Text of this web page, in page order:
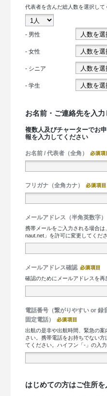
代表者を含んだ総人数を選択して
- 男性
- 女性
- シニア
- 学生
お名前・ご連絡先を入
複数人及びチャーターでお
報を入力してください
お名前 / 代表者（全角）
フリガナ（全角カナ）
メールアドレス（半角英数字）
携帯メールをご入力される場合
naut.net」を許可に変更してくださ
メールアドレス確認
確認のためにメールアドレスを
電話番号（繋がりやすい or 録
固定電話）
出航の是非や出航時間、緊急の
さい。携帯電話をお持ちでない
てください。ハイフン「-」の入
はじめての方はご住所